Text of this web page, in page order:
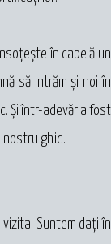
în capelă un
să intrăm şi noi în
Şi într-adevăr a fost
nostru ghid.
Suntem daţi în